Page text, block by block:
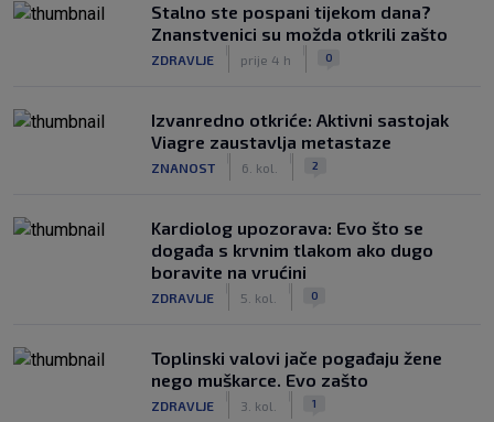
Stalno ste pospani tijekom dana?
Znanstvenici su možda otkrili zašto
ZDRAVLJE prije 4 h 0
Izvanredno otkriće: Aktivni sastojak
Viagre zaustavlja metastaze
ZNANOST 6. kol. 2
Kardiolog upozorava: Evo što se
događa s krvnim tlakom ako dugo
boravite na vrućini
ZDRAVLJE 5. kol. 0
Toplinski valovi jače pogađaju žene
nego muškarce. Evo zašto
ZDRAVLJE 3. kol. 1